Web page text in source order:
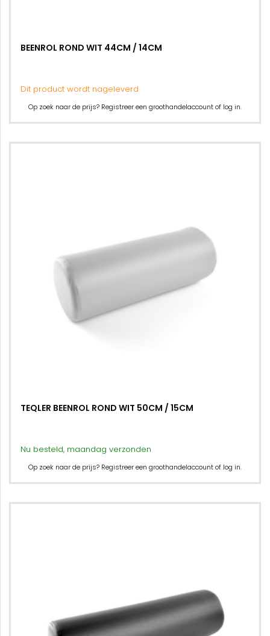
BEENROL ROND WIT 44CM / 14CM
Dit product wordt nageleverd
Op zoek naar de prijs? Registreer een groothandelaccount of log in.
TEQLER BEENROL ROND WIT 50CM / 15CM
Nu besteld, maandag verzonden
Op zoek naar de prijs? Registreer een groothandelaccount of log in.